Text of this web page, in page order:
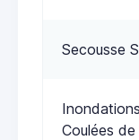
Secousse
Coulées de